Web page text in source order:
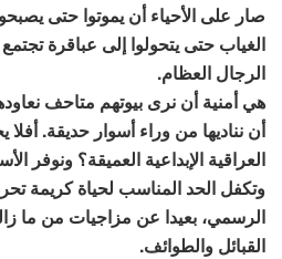
صار على الأحياء أن يموتوا حتى
الغياب حتى يتحولوا إلى عباقرة
الرجال العظام.
هي أمنية أن نرى بيوتهم متاحف
أن نناديها من وراء أسوار حديقة. أفلا
العراقية الإبداعية العميقة؟ ونوفر
وتكفل الحد المناسب لحياة كريمة
الرسمي، بعيدا عن مزاجيات من ما
القبائل والطوائف.